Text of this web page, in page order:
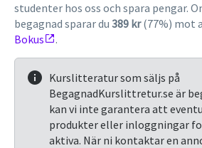
studenter hos oss och spara pengar.
begagnad sparar du 389 kr(77%) mot
Bokus
.
Kurslitteratur som säljs på
BegagnadKurslittretur.se är
kan vi inte garantera att
produkter eller inloggningar
aktiva. När ni kontaktar en